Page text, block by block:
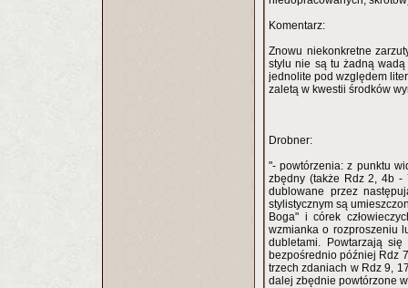
Komentarz:
Znowu niekonkretne
stylu nie są tu żadną wadą
jednolite pod względem
zaletą w kwestii środków
Drobner:
"- powtórzenia: z punktu
zbędny (także Rdz 2, 4b -
dublowane przez
stylistycznym są
Boga" i córek
wzmianka o rozproszeniu
dubletami. Powtarzają
bezpośrednio później Rdz
trzech zdaniach w Rdz 9,
dalej zbędnie powtórzone